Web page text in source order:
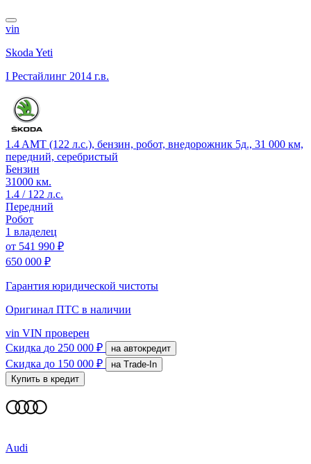
vin
Skoda Yeti
I Рестайлинг 2014 г.в.
1.4 AMT (122 л.с.), бензин, робот, внедорожник 5д., 31 000 км,
передний, серебристый
Бензин
31000 км.
1.4 / 122 л.с.
Передний
Робот
1 владелец
от 541 990 ₽
650 000 ₽
Гарантия юридической чистоты
Оригинал ПТС в наличии
vin VIN проверен
Скидка до 250 000 ₽ на автокредит
Скидка до 150 000 ₽
на Trade-In
Купить в кредит
Audi